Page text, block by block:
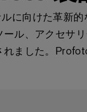
に向けた革新
ール、アクセサ
れました。